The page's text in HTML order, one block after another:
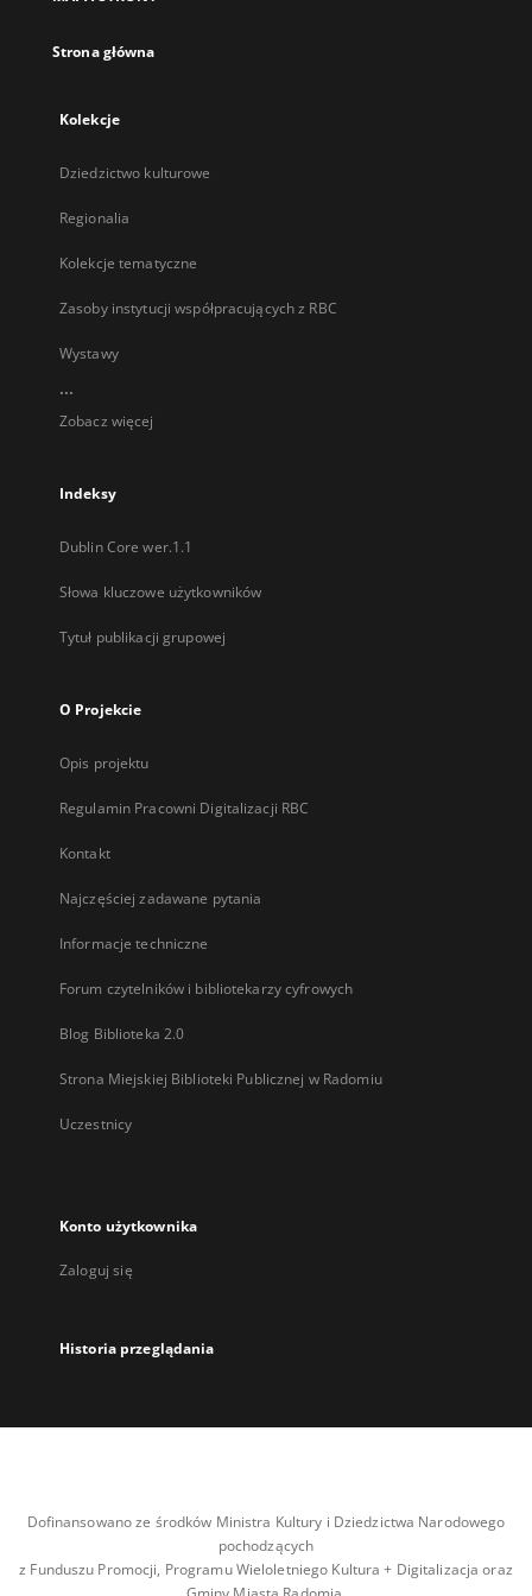
Strona główna
Kolekcje
Dziedzictwo kulturowe
Regionalia
Kolekcje tematyczne
Zasoby instytucji współpracujących z RBC
Wystawy
...
Zobacz więcej
Indeksy
Dublin Core wer.1.1
Słowa kluczowe użytkowników
Tytuł publikacji grupowej
O Projekcie
Opis projektu
Regulamin Pracowni Digitalizacji RBC
Kontakt
Najczęściej zadawane pytania
Informacje techniczne
Forum czytelników i bibliotekarzy cyfrowych
Blog Biblioteka 2.0
Strona Miejskiej Biblioteki Publicznej w Radomiu
Uczestnicy
Konto użytkownika
Zaloguj się
Historia przeglądania
Dofinansowano ze środków Ministra Kultury i Dziedzictwa Narodowego
pochodzących
z Funduszu Promocji, Programu Wieloletniego Kultura + Digitalizacja oraz